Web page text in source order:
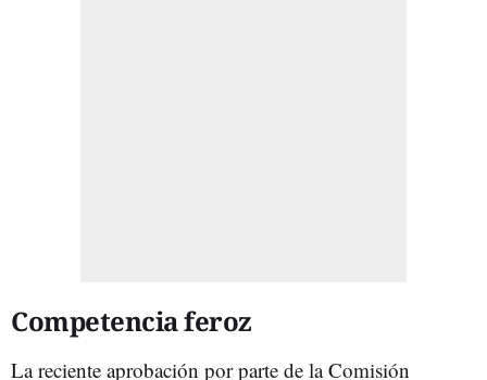
Competencia feroz
La reciente aprobación por parte de la Comisión